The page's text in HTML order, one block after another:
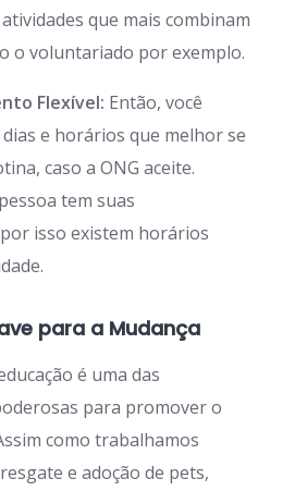
que mais combinam
o voluntariado por exemplo.
Flexível: Então, você
e horários que melhor se
caso a ONG aceite.
tem suas
isso existem horários
para a Mudança
é uma das
para promover o
como trabalhamos
e adoção de pets,